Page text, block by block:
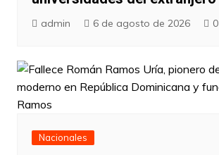
admin 6 de agosto de 2026 0
Nacionales